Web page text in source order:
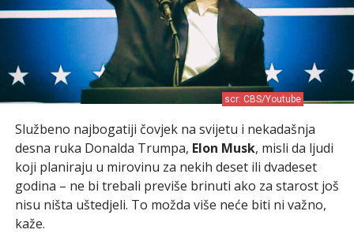
scr: CBS/Youtube
Službeno najbogatiji čovjek na svijetu i nekadašnja
desna ruka Donalda Trumpa, Elon Musk, misli da ljudi
koji planiraju u mirovinu za nekih deset ili dvadeset
godina – ne bi trebali previše brinuti ako za starost još
nisu ništa uštedjeli. To možda više neće biti ni važno,
kaže.